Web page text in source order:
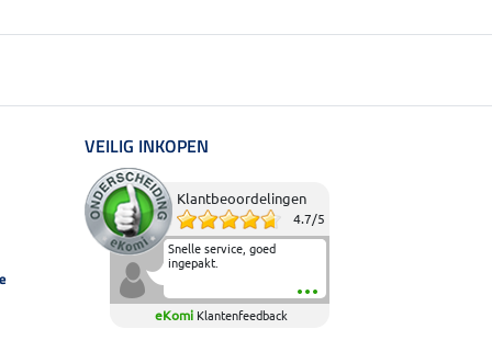
VEILIG INKOPEN
Klantbeoordelingen
4.7/5
Snelle service, goed
ingepakt.
eKomi Klantenfeedback